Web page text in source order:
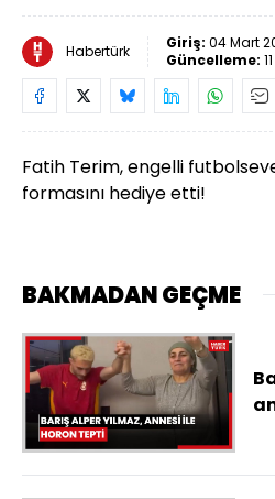
Habertürk Giriş: 04 Mart
Güncelleme:
Fatih Terim, engelli
formasını hediye etti!
BAKMADAN GEÇME